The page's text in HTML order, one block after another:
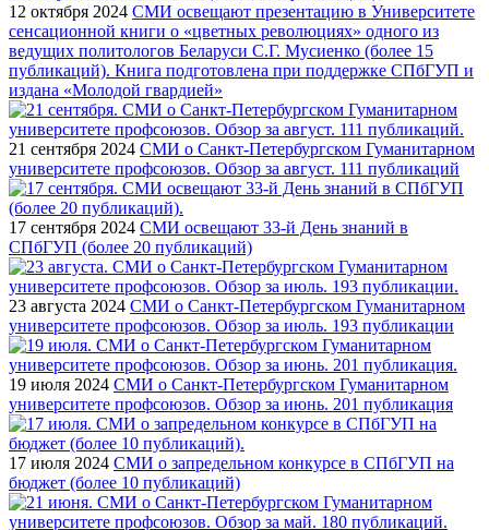
12 октября 2024 СМИ освещают презентацию в Университете
сенсационной книги о «цветных революциях» одного из
ведущих политологов Беларуси С.Г. Мусиенко (более 15
публикаций). Книга подготовлена при поддержке СПбГУП и
издана «Молодой гвардией»
21 сентября 2024 СМИ о Санкт-Петербургском Гуманитарном
университете профсоюзов. Обзор за август. 111 публикаций
17 сентября 2024 СМИ освещают 33-й День знаний в
СПбГУП (более 20 публикаций)
23 августа 2024 СМИ о Санкт-Петербургском Гуманитарном
университете профсоюзов. Обзор за июль. 193 публикации
19 июля 2024 СМИ о Санкт-Петербургском Гуманитарном
университете профсоюзов. Обзор за июнь. 201 публикация
17 июля 2024 СМИ о запредельном конкурсе в СПбГУП на
бюджет (более 10 публикаций)